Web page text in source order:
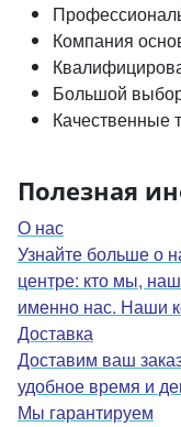
Компания
Большой
Качественные
Полезная
О нас
Узнайте больше о
центре: кто мы,
именно нас. Наши
Доставка
Доставим ваш
удобное время и
Мы гарантируем